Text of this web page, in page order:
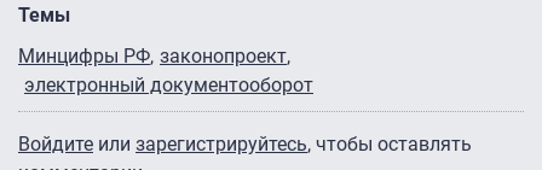
Темы
Минцифры РФ законопроект
электронный документооборот
Войдите или зарегистрируйтесь, чтобы оставлять